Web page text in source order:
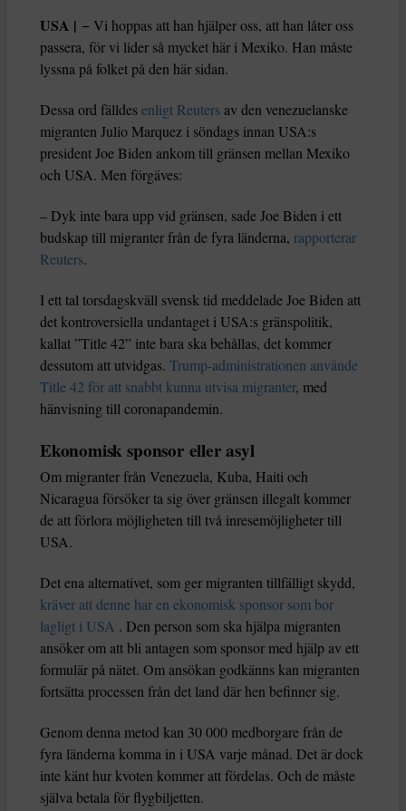
USA | − Vi hoppas att han hjälper oss, att han låter oss
passera, för vi lider så mycket här i Mexiko. Han måste
lyssna på folket på den här sidan.
Dessa ord fälldesenligt Reutersav den venezuelanske
migranten Julio Marquez i söndags innan USA:s
president Joe Biden ankom till gränsen mellan Mexiko
och USA. Men förgäves:
– Dyk inte bara upp vid gränsen, sade Joe Biden i ett
budskap till migranter från de fyra länderna, rapporterar
Reuters.
I ett tal torsdagskväll svensk tid meddelade Joe Biden att
det kontroversiella undantaget i USA:s gränspolitik,
kallat ”Title 42” inte bara ska behållas, det kommer
dessutom att utvidgas. Trump-administrationen använde
Title 42 för att snabbt kunna utvisa migranter, med
hänvisning till coronapandemin.
Ekonomisk sponsor eller asyl
Om migranter från Venezuela, Kuba, Haiti och
Nicaragua försöker ta sig över gränsen illegalt kommer
de att förlora möjligheten till två inresemöjligheter till
USA.
Det ena alternativet, som ger migranten tillfälligt skydd,
kräver att denne har en ekonomisk sponsor som bor
lagligt i USA . Den person som ska hjälpa migranten
ansöker om att bli antagen som sponsor med hjälp av ett
formulär på nätet. Om ansökan godkänns kan migranten
fortsätta processen från det land där hen befinner sig.
Genom denna metod kan 30 000 medborgare från de
fyra länderna komma in i USA varje månad. Det är dock
inte känt hur kvoten kommer att fördelas. Och de måste
själva betala för flygbiljetten.